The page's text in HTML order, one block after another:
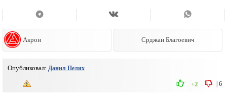
Акрон Срджан Благоевич
Опубликовал: Данил Пелих
| 6
+2